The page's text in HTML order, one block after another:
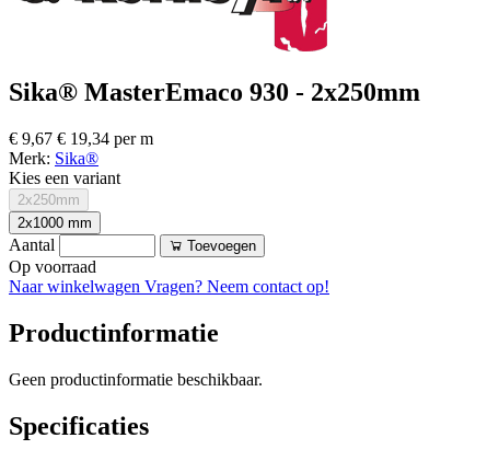
Sika® MasterEmaco 930 - 2x250mm
€ 9,67 € 19,34 per m
Merk: Sika®
Kies een variant
2x250mm
2x1000 mm
Aantal Toevoegen
Op voorraad
Naar winkelwagen Vragen? Neem contact op!
Productinformatie
Geen productinformatie beschikbaar.
Specificaties